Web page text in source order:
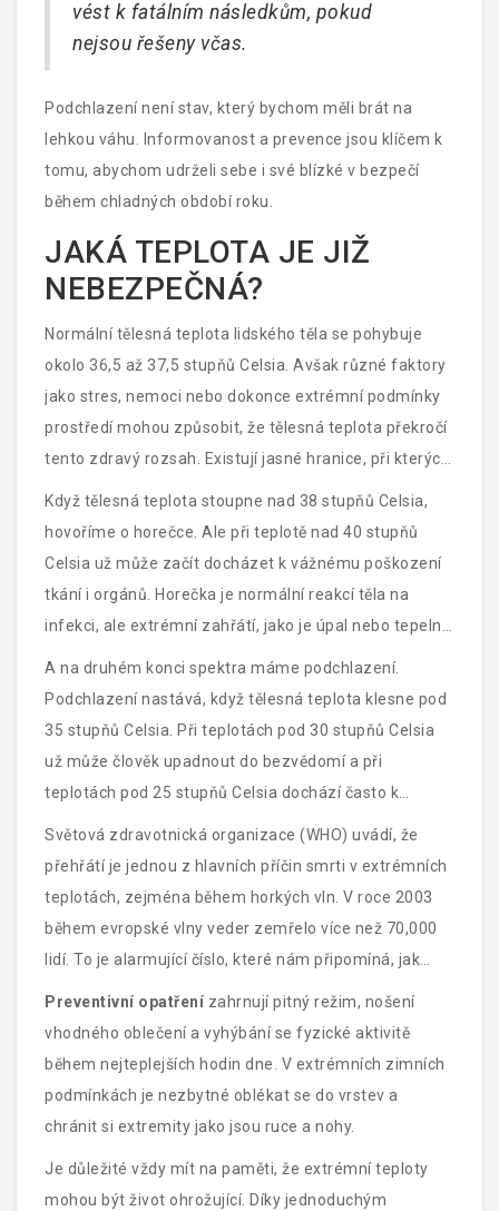
nejrychleji vyhledat lékařskou pomoc.
vést k fatálním následkům, pokud
nejsou řešeny včas.
Podchlazení není stav, který bychom měli brát na
lehkou váhu. Informovanost a prevence jsou klíčem k
tomu, abychom udrželi sebe i své blízké v bezpečí
během chladných období roku.
JAKÁ TEPLOTA JE JIŽ
NEBEZPEČNÁ?
Normální tělesná teplota lidského těla se pohybuje
okolo 36,5 až 37,5 stupňů Celsia. Avšak různé faktory
jako stres, nemoci nebo dokonce extrémní podmínky
prostředí mohou způsobit, že tělesná teplota překročí
tento zdravý rozsah. Existují jasné hranice, při kterých
se vysoká nebo nízká tělesná teplota stává
nebezpečnou.
Když tělesná teplota stoupne nad 38 stupňů Celsia,
hovoříme o horečce. Ale při teplotě nad 40 stupňů
Celsia už může začít docházet k vážnému poškození
tkání i orgánů. Horečka je normální reakcí těla na
infekci, ale extrémní zahřátí, jako je úpal nebo tepelný
úder, může způsobit poškození mozku nebo dokonce
smrt, pokud není rychle ošetřeno.
A na druhém konci spektra máme podchlazení.
Podchlazení nastává, když tělesná teplota klesne pod
35 stupňů Celsia. Při teplotách pod 30 stupňů Celsia
už může člověk upadnout do bezvědomí a při
teplotách pod 25 stupňů Celsia dochází často k
smrtelným následkům. Pro tělo je při nízkých
teplotách stále složitější udržovat životně důležité
funkce.
Světová zdravotnická organizace (WHO) uvádí, že
přehřátí je jednou z hlavních příčin smrti v extrémních
teplotách, zejména během horkých vln. V roce 2003
během evropské vlny veder zemřelo více než 70,000
lidí. To je alarmující číslo, které nám připomíná, jak
důležité je chránit naše tělo před extrémními
teplotami.
Preventivní opatření zahrnují pitný režim, nošení
vhodného oblečení a vyhýbání se fyzické aktivitě
během nejteplejších hodin dne. V extrémních zimních
podmínkách je nezbytné oblékat se do vrstev a
chránit si extremity jako jsou ruce a nohy.
Je důležité vždy mít na paměti, že extrémní teploty
mohou být život ohrožující. Díky jednoduchým